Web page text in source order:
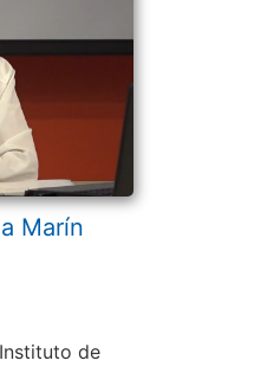
Marín
de